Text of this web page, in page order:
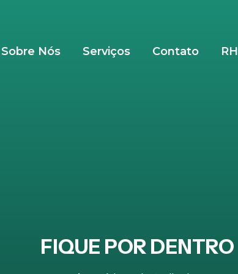
Sobre Nós Serviços Contato RH
FIQUE POR DENTRO